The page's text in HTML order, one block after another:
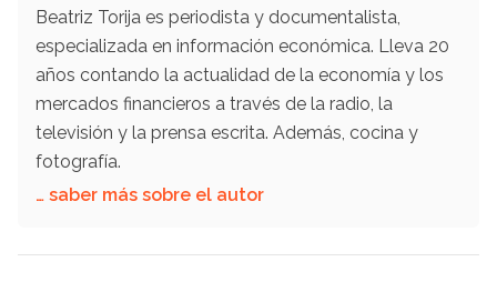
Beatriz Torija es periodista y documentalista,
especializada en información económica. Lleva 20
años contando la actualidad de la economía y los
mercados financieros a través de la radio, la
televisión y la prensa escrita. Además, cocina y
fotografía.
… saber más sobre el autor